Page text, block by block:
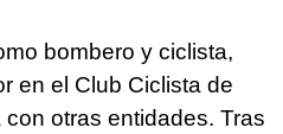
bombero y ciclista,
en el Club Ciclista de
otras entidades. Tras